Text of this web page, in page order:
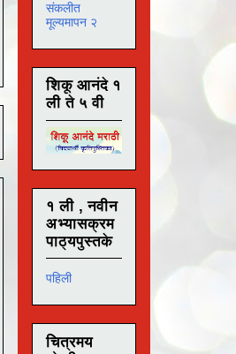
क्लिक करा .
संकलीत
मूल्यमापन २
शिकू आनंदे १
ली ते ५ वी
१ ली , नवीन
अभ्यासक्रम
पाठ्यपुस्तके
पहिली
चित्रमय